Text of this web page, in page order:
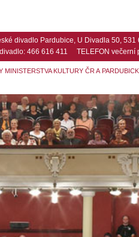
divadlo Pardubice, U Divadla 50,
466 616 411 TELEFON večerní
MINISTERSTVA KULTURY ČR A